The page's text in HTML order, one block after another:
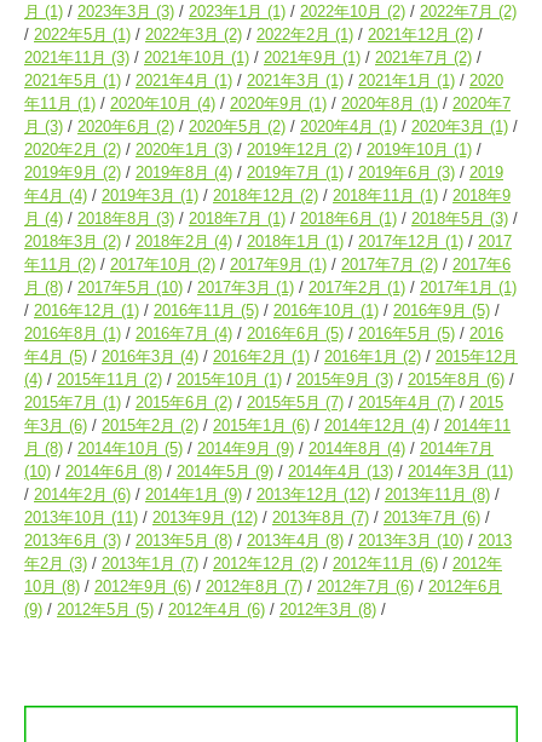
月 (1) 2023年3月 (3) 2023年1月 (1) 2022年10月 (2) 2022年7月 (2)
2022年5月 (1) 2022年3月 (2) 2022年2月 (1) 2021年12月 (2)
2021年11月 (3) 2021年10月 (1) 2021年9月 (1) 2021年7月 (2)
2021年5月 (1) 2021年4月 (1) 2021年3月 (1) 2021年1月 (1)
2020
年11月 (1) 2020年10月 (4) 2020年9月 (1) 2020年8月 (1)
2020年7
月 (3) 2020年6月 (2) 2020年5月 (2) 2020年4月 (1) 2020年3月 (1)
2020年2月 (2) 2020年1月 (3) 2019年12月 (2) 2019年10月 (1)
2019年9月 (2) 2019年8月 (4) 2019年7月 (1) 2019年6月 (3)
2019
年4月 (4) 2019年3月 (1) 2018年12月 (2) 2018年11月 (1)
2018年9
月 (4) 2018年8月 (3) 2018年7月 (1) 2018年6月 (1) 2018年5月 (3)
2018年3月 (2) 2018年2月 (4) 2018年1月 (1) 2017年12月 (1)
2017
年11月 (2) 2017年10月 (2) 2017年9月 (1) 2017年7月 (2)
2017年6
月 (8) 2017年5月 (10) 2017年3月 (1) 2017年2月 (1) 2017年1月 (1)
2016年12月 (1) 2016年11月 (5) 2016年10月 (1) 2016年9月 (5)
2016年8月 (1) 2016年7月 (4) 2016年6月 (5) 2016年5月 (5)
2016
年4月 (5) 2016年3月 (4) 2016年2月 (1) 2016年1月 (2)
2015年12月
(4)
2015年11月 (2) 2015年10月 (1) 2015年9月 (3) 2015年8月 (6)
2015年7月 (1) 2015年6月 (2) 2015年5月 (7) 2015年4月 (7)
2015
年3月 (6) 2015年2月 (2) 2015年1月 (6) 2014年12月 (4)
2014年11
月 (8) 2014年10月 (5) 2014年9月 (9) 2014年8月 (4)
2014年7月
(10)
2014年6月 (8) 2014年5月 (9) 2014年4月 (13) 2014年3月 (11)
2014年2月 (6) 2014年1月 (9) 2013年12月 (12) 2013年11月 (8)
2013年10月 (11) 2013年9月 (12) 2013年8月 (7) 2013年7月 (6)
2013年6月 (3) 2013年5月 (8) 2013年4月 (8) 2013年3月 (10)
2013
年2月 (3) 2013年1月 (7) 2012年12月 (2) 2012年11月 (6)
2012年
10月 (8) 2012年9月 (6) 2012年8月 (7) 2012年7月 (6)
2012年6月
(9)
2012年5月 (5) 2012年4月 (6) 2012年3月 (8)